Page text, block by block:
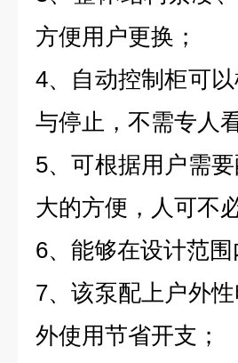
方便用户更换；
4、自动控制柜可
与停止，不需专人
5、可根据用户需
大的方便，人可不
6、能够在设计范
7、该泵配上户外
外使用节省开支；